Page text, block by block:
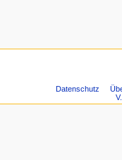
Datenschutz
V.